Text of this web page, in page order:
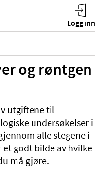
og røntgen
utgiftene til
undersøkelser i
alle stegene i
et godt bilde av hvilke
må gjøre.